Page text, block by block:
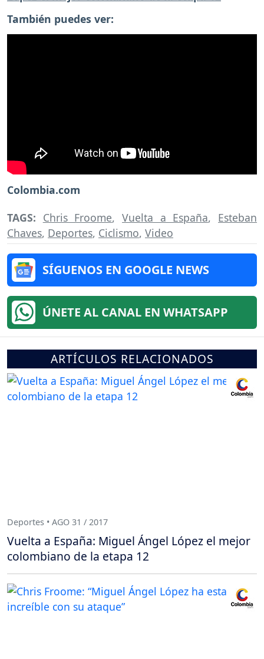
También puedes ver:
Colombia.com
TAGS: Chris Froome,Vuelta a España, Esteban
Chaves, Deportes, Ciclismo, Video
SÍGUENOS EN GOOGLE NEWS
ÚNETE AL CANAL EN WHATSAPP
ARTÍCULOS RELACIONADOS
Deportes • AGO 31 / 2017
Vuelta a España: Miguel Ángel López el mejor
colombiano de la etapa 12